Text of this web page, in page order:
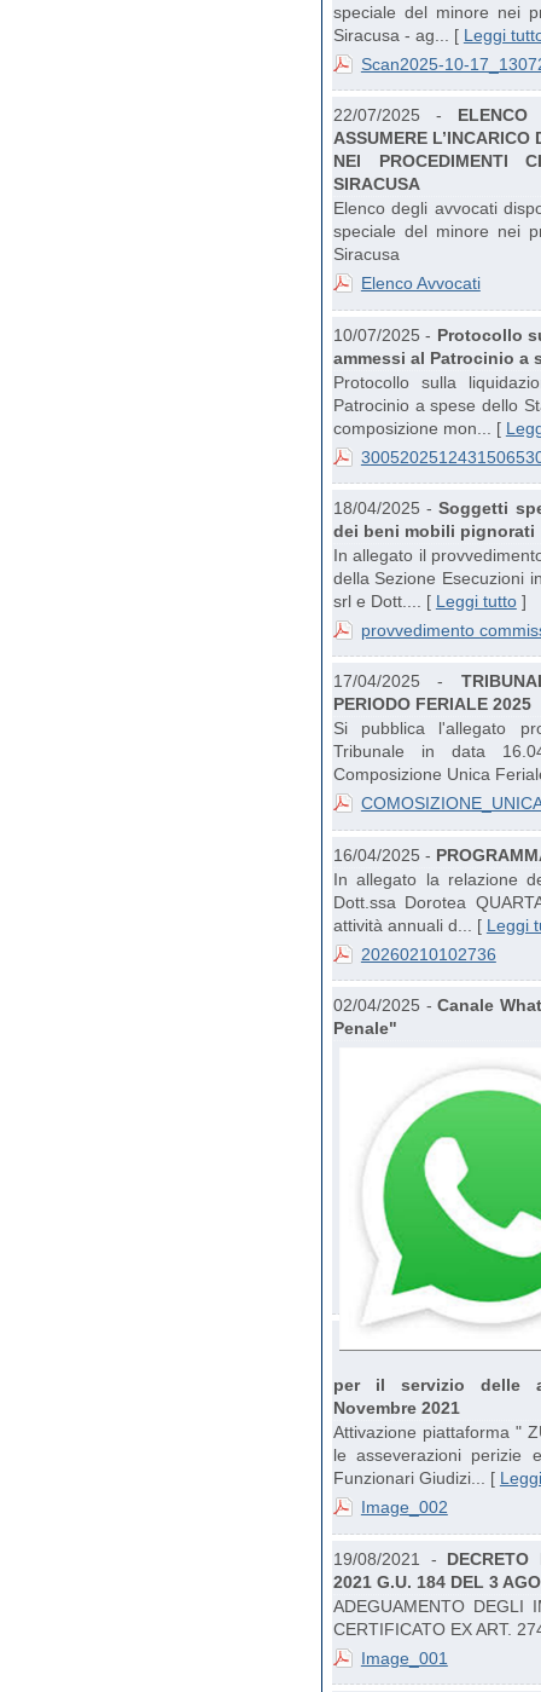
speciale del minore nei
Siracusa - ag... [ Leggi
Scan2025-10-
22/07/2025 -
ASSUMERE
NEI PROCEDIMENTI
SIRACUSA
Elenco degli avvocati
speciale del minore nei
Siracusa
Elenco Avvocati
10/07/2025 - Protocollo
ammessi al Patrocinio a
Protocollo sulla
Patrocinio a spese dello
composizione mon... [
18/04/2025 -Soggetti
dei beni mobili pignorati
In allegato il
della Sezione Esecuzioni
srl e Dott.... [ Leggi tutto]
provvedimento
17/04/2025 -
PERIODO FERIALE 2025
Si pubblica l'allegato
Tribunale in data
Composizione Unica
16/04/2025 -
In allegato la relazione
Dott.ssa Dorotea
attività annuali d... [ Leggi
20260210102736
02/04/2025 -Canale
Penale"
per il servizio delle
Novembre 2021
Attivazione piattaforma "
le asseverazioni perizie
Funzionari Giudizi... [
Image_002
19/08/2021 -
2021 G.U. 184 DEL 3
ADEGUAMENTO DEGLI
CERTIFICATO EX ART.
Image_001